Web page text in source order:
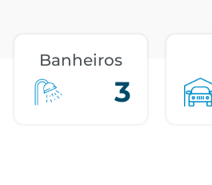
Banheiros
3